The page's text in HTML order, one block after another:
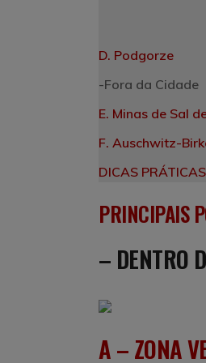
D. Podgorze
-Fora da Cidade
E. Minas de Sal
F. Auschwitz-
DICAS
PRINCIPAIS
– DENTRO
A – ZONA